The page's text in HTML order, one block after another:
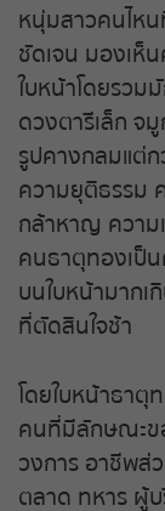
หนุ่มสาวคนไห
ชัดเจน มองเห็
ใบหน้าโดยรวม
ดวงตารีเล็ก จ
รูปคางกลมแต่
ความยุติธรรม
กล้าหาญ ความ
คนธาตุทองเป็
บนใบหน้ามากเ
ที่ตัดสินใจช้า
โดยใบหน้าธา
คนที่มีลักษณะข
วงการ อาชีพส่
ตลาด ทหาร ผู้